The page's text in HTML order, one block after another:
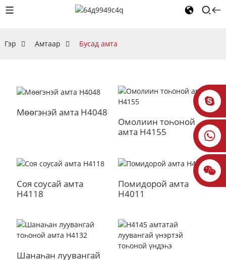
Гэр Амтаар Бусад амта
Мөөгэнэй амта H4048
Омолиин тоһоной
амта H4155
Соя соусай амта
H4118
Помидорой амта
H4011
Шанаһан луувангай